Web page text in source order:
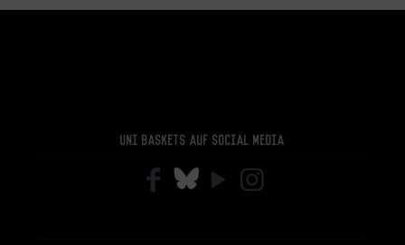
Uni Baskets auf Social Media